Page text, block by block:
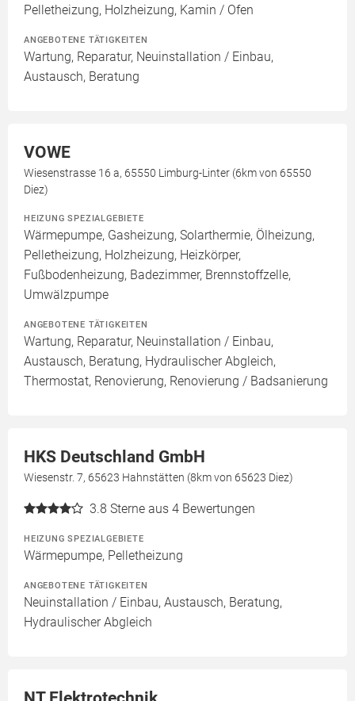
Pelletheizung, Holzheizung, Kamin / Ofen
ANGEBOTENE TÄTIGKEITEN
Wartung, Reparatur, Neuinstallation / Einbau,
Austausch, Beratung
VOWE
Wiesenstrasse 16 a, 65550 Limburg-Linter (6km von 65550
Diez)
HEIZUNG SPEZIALGEBIETE
Wärmepumpe, Gasheizung, Solarthermie, Ölheizung,
Pelletheizung, Holzheizung, Heizkörper,
Fußbodenheizung, Badezimmer, Brennstoffzelle,
Umwälzpumpe
ANGEBOTENE TÄTIGKEITEN
Wartung, Reparatur, Neuinstallation / Einbau,
Austausch, Beratung, Hydraulischer Abgleich,
Thermostat, Renovierung, Renovierung / Badsanierung
HKS Deutschland GmbH
Wiesenstr. 7, 65623 Hahnstätten (8km von 65623 Diez)
3.8 Sterne aus 4 Bewertungen
HEIZUNG SPEZIALGEBIETE
Wärmepumpe, Pelletheizung
ANGEBOTENE TÄTIGKEITEN
Neuinstallation / Einbau, Austausch, Beratung,
Hydraulischer Abgleich